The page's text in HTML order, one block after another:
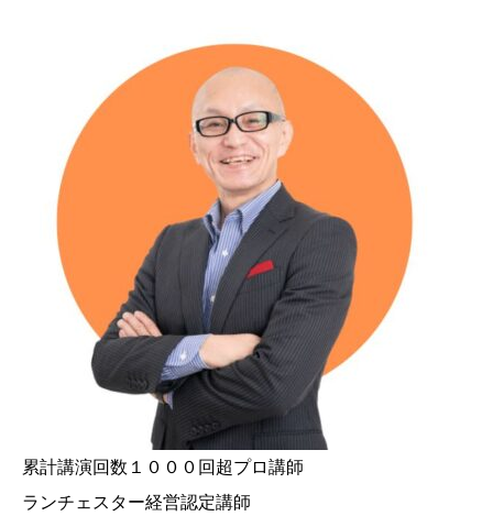
累計講演回数１０００回超プロ講師
ランチェスター経営認定講師